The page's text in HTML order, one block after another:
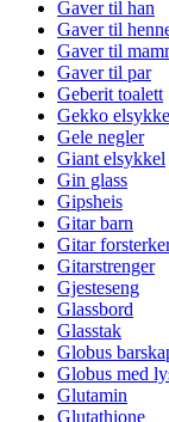
Gaver til han
Gaver til
Gaver til
Gaver til par
Geberit toalett
Gekko
Gele negler
Giant elsykkel
Gin glass
Gipsheis
Gitar barn
Gitar
Gitarstrenger
Gjesteseng
Glassbord
Glasstak
Globus
Globus med
Glutamin
Glutathione